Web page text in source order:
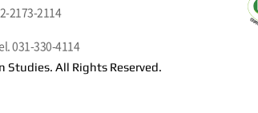
2173-2114
031-330-4114
All Rights Reserved.